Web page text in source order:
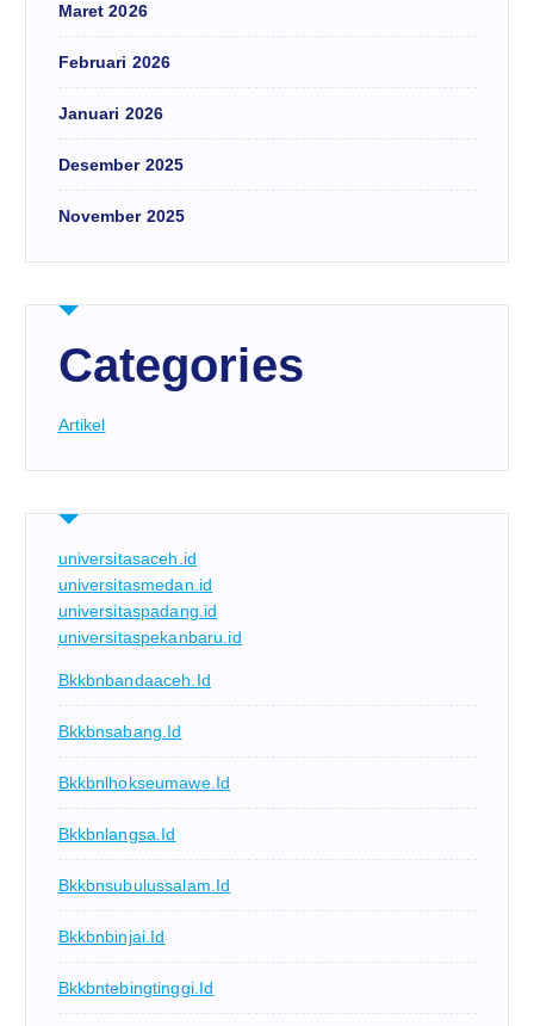
Maret 2026
Februari 2026
Januari 2026
Desember 2025
November 2025
Categories
Artikel
universitasaceh.id
universitasmedan.id
universitaspadang.id
universitaspekanbaru.id
Bkkbnbandaaceh.id
Bkkbnsabang.id
Bkkbnlhokseumawe.id
Bkkbnlangsa.id
Bkkbnsubulussalam.id
Bkkbnbinjai.id
Bkkbntebingtinggi.id